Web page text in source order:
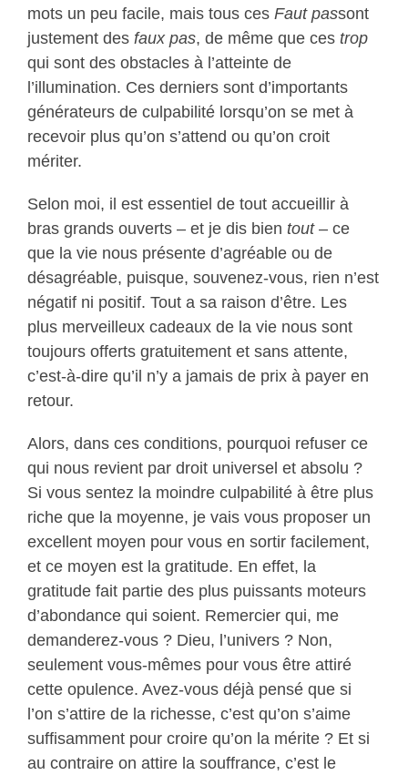
mots un peu facile, mais tous ces Faut passont
justement des faux pas, de même que cestrop
qui sont des obstacles à l’atteinte de
l’illumination. Ces derniers sont d’importants
générateurs de culpabilité lorsqu’on se met à
recevoir plus qu’on s’attend ou qu’on croit
mériter.
Selon moi, il est essentiel de tout accueillir à
bras grands ouverts – et je dis bien tout– ce
que la vie nous présente d’agréable ou de
désagréable, puisque, souvenez-vous, rien n’est
négatif ni positif. Tout a sa raison d’être. Les
plus merveilleux cadeaux de la vie nous sont
toujours offerts gratuitement et sans attente,
c’est-à-dire qu’il n’y a jamais de prix à payer en
retour.
Alors, dans ces conditions, pourquoi refuser ce
qui nous revient par droit universel et absolu ?
Si vous sentez la moindre culpabilité à être plus
riche que la moyenne, je vais vous proposer un
excellent moyen pour vous en sortir facilement,
et ce moyen est la gratitude. En effet, la
gratitude fait partie des plus puissants moteurs
d’abondance qui soient. Remercier qui, me
demanderez-vous ? Dieu, l’univers ? Non,
seulement vous-mêmes pour vous être attiré
cette opulence. Avez-vous déjà pensé que si
l’on s’attire de la richesse, c’est qu’on s’aime
suffisamment pour croire qu’on la mérite ? Et si
au contraire on attire la souffrance, c’est le